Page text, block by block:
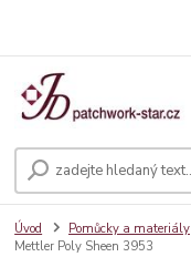
Úvod Pomůcky a materiály
Mettler Poly Sheen 3953